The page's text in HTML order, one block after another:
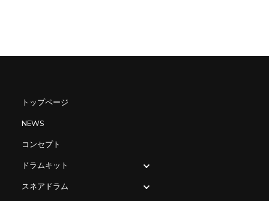
トップページ
NEWS
コンセプト
ドラムキット
スネアドラム